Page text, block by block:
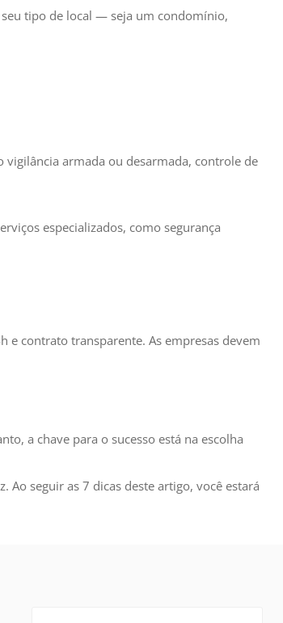
seu tipo de local — seja um condomínio,
vigilância armada ou desarmada, controle de
especializados, como segurança
e contrato transparente. As empresas devem
a chave para o sucesso está na escolha
seguir as 7 dicas deste artigo, você estará